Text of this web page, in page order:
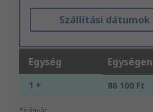
Szállítási dátumok
Egység
1 + 86 100 Ft